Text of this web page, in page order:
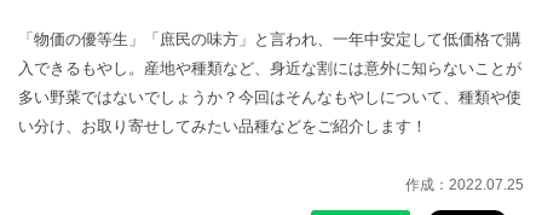
「物価の優等生」「庶民の味方」と言われ、一年中安定して低価格で購
入できるもやし。産地や種類など、身近な割には意外に知らないことが
多い野菜ではないでしょうか？今回はそんなもやしについて、種類や使
い分け、お取り寄せしてみたい品種などをご紹介します！
作成：2022.07.25